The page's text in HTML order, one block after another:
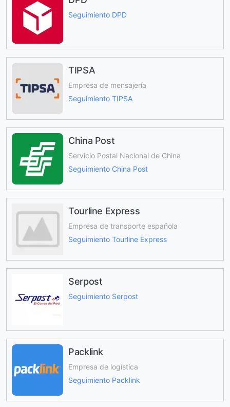
Seguimiento DPD
TIPSA
Empresa de mensajería
Seguimiento TIPSA
China Post
Servicio Postal Nacional de China
Seguimiento China Post
Tourline Express
Empresa de transporte española
Seguimiento Tourline Express
Serpost
Seguimiento Serpost
Packlink
Empresa de logística
Seguimiento Packlink